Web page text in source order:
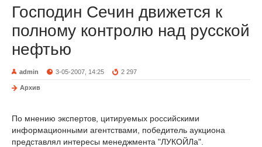
Господин Сечин движется к
полному контролю над русской
нефтью
admin 3-05-2007, 14:25 2 297
Архив
По мнению экспертов, цитируемых российскими
информационными агентствами, победитель аукциона
представлял интересы менеджмента "ЛУКОЙЛа".